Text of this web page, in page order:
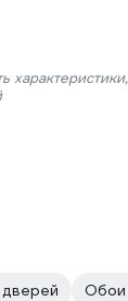
Обои